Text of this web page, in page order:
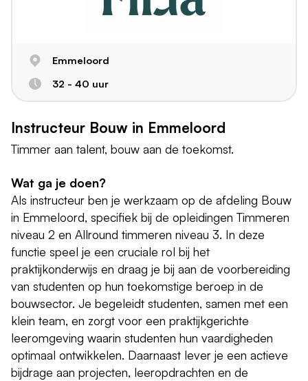
Emmeloord
32 - 40 uur
Instructeur Bouw in Emmeloord
Timmer aan talent, bouw aan de toekomst.
Wat ga je doen?
Als instructeur ben je werkzaam op de afdeling Bouw
in Emmeloord, specifiek bij de opleidingen Timmeren
niveau 2 en Allround timmeren niveau 3. In deze
functie speel je een cruciale rol bij het
praktijkonderwijs en draag je bij aan de voorbereiding
van studenten op hun toekomstige beroep in de
bouwsector. Je begeleidt studenten, samen met een
klein team, en zorgt voor een praktijkgerichte
leeromgeving waarin studenten hun vaardigheden
optimaal ontwikkelen. Daarnaast lever je een actieve
bijdrage aan projecten, leeropdrachten en de